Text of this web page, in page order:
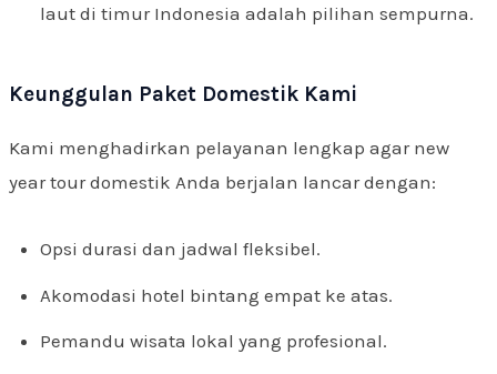
laut di timur Indonesia adalah pilihan sempurna.
Keunggulan Paket Domestik Kami
Kami menghadirkan pelayanan lengkap agar new
year tour domestik Anda berjalan lancar dengan:
Opsi durasi dan jadwal fleksibel.
Akomodasi hotel bintang empat ke atas.
Pemandu wisata lokal yang profesional.